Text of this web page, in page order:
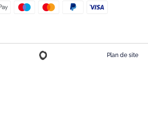
Plan de site